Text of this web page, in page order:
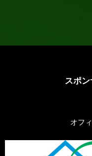
スポ
オフ